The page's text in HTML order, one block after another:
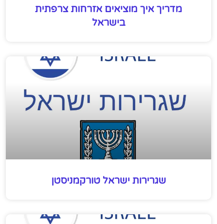
מדריך איך מוציאים אזרחות צרפתית
בישראל
שגרירות ישראל טורקמניסטן